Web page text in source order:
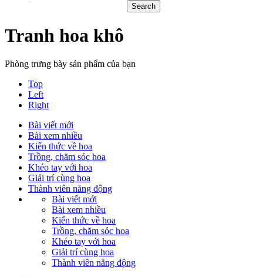
Tranh hoa khô
Phòng trưng bày sản phẩm của bạn
Top
Left
Right
Bài viết mới
Bài xem nhiều
Kiến thức về hoa
Trồng, chăm sóc hoa
Khéo tay với hoa
Giải trí cùng hoa
Thành viên năng động
Bài viết mới
Bài xem nhiều
Kiến thức về hoa
Trồng, chăm sóc hoa
Khéo tay với hoa
Giải trí cùng hoa
Thành viên năng động